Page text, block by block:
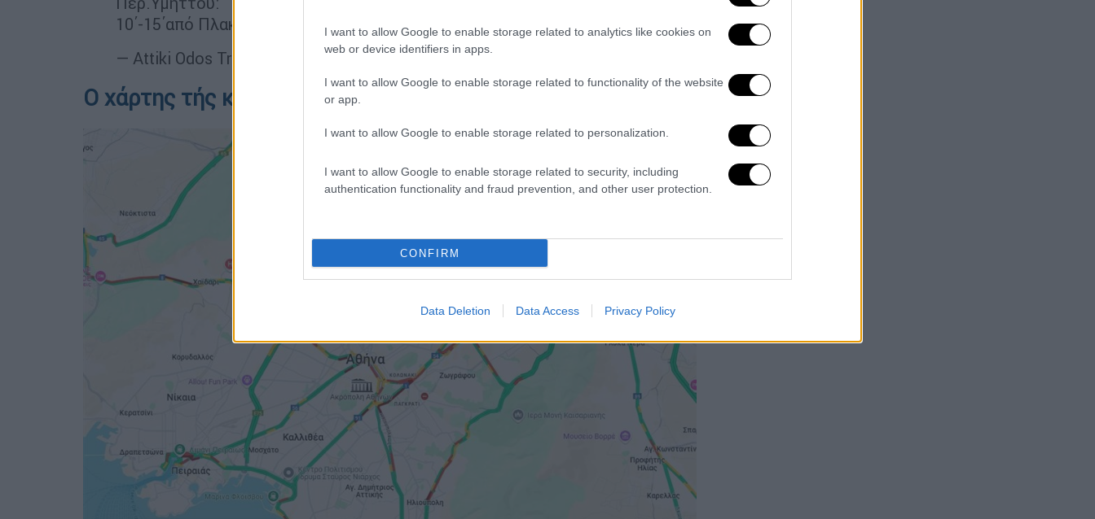
I want to allow Google to enable storage related to analytics like cookies on
web or device identifiers in apps.
I want to allow Google to enable storage related to functionality of the website
or app.
I want to allow Google to enable storage related to personalization.
I want to allow Google to enable storage related to security, including
authentication functionality and fraud prevention, and other user protection.
CONFIRM
Data Deletion Data Access Privacy Policy
10΄-15΄από Πλακεντίας έως Κηφισίας.https://t.co/ck9ZuT2QLd
— Attiki Odos Traffic (@aodostraffic)February 4, 2025
Ο χάρτης τής κίνησης